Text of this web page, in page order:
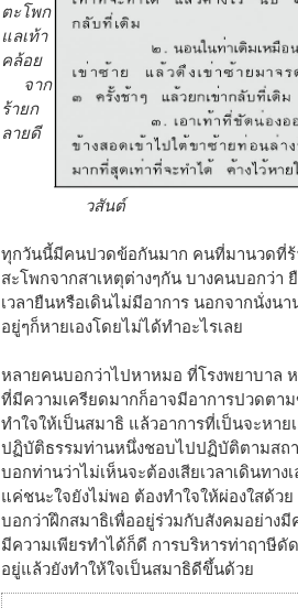
ตะโพก
แลเท้า
คล้อย
จาก
ร้ายก
ลายดี
วสันต์
ทุกวันนี้มีคนปวดข้อกันมาก คนที่มานวดที่
สะโพกจากสาเหตุต่างๆกัน บางคนบอกว่า
เวลายืนหรือเดินไม่มีอาการ นอกจากนั่งน
อยู่ๆก็หายเองโดยไม่ได้ทำอะไรเลย
หลายคนบอกว่าไปหาหมอ ที่โรงพยาบาล
ที่มีความเครียดมากก็อาจมีอาการปวดตา
ทำใจให้เป็นสมาธิ แล้วอาการที่เป็นจะหา
ปฏิบัติธรรมท่านหนึ่งชอบไปปฏิบัติตามสถา
บอกท่านว่าไม่เห็นจะต้องเสียเวลาเดินทา
แค่ชนะใจยังไม่พอ ต้องทำใจให้ผ่องใสด้ว
บอกว่าฝึกสมาธิเพื่ออยู่ร่วมกับสังคมอย่าง
มีความเพียรทำได้ก็ดี การบริหารท่าฤาษีดั
อยู่แล้วยังทำให้ใจเป็นสมาธิดีขึ้นด้วย